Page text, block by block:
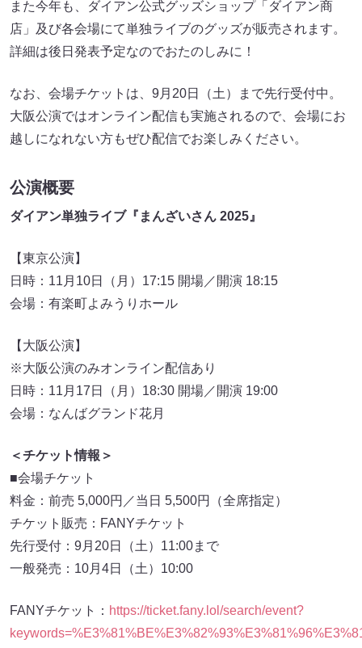
また今年も、ダイアン公式グッズショップ「ダイアン商
店」及び各会場にて単独ライブのグッズが販売されます。
詳細は後日発表予定なのでおたのしみに！
なお、会場チケットは、9月20日（土）まで先行受付中。
大阪公演ではオンライン配信も実施されるので、会場にお
越しになれない方もぜひ配信でお楽しみください。
公演概要
ダイアン単独ライブ『まんざいさん 2025』
【東京公演】
日時：11月10日（月）17:15 開場／開演 18:15
会場：有楽町よみうりホール
【大阪公演】
※大阪公演のみオンライン配信あり
日時：11月17日（月）18:30 開場／開演 19:00
会場：なんばグランド花月
＜チケット情報＞
■会場チケット
料金：前売 5,000円／当日 5,500円（全席指定）
チケット販売：FANYチケット
先行受付：9月20日（土）11:00まで
一般発売：10月4日（土）10:00
FANYチケット： https://ticket.fany.lol/search/event?